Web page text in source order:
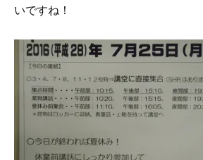
いですね！